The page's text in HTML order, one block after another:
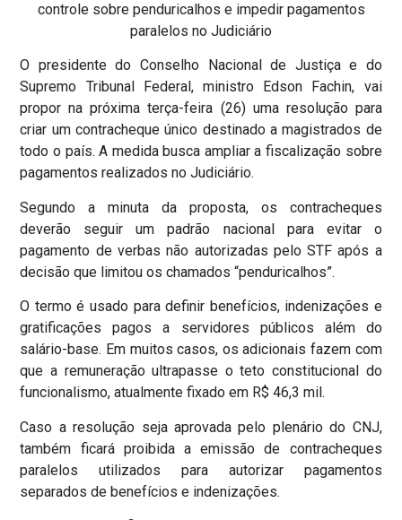
controle sobre penduricalhos e impedir pagamentos
paralelos no Judiciário
O presidente do Conselho Nacional de Justiça e do
Supremo Tribunal Federal, ministro Edson Fachin, vai
propor na próxima terça-feira (26) uma resolução para
criar um contracheque único destinado a magistrados de
todo o país. A medida busca ampliar a fiscalização sobre
pagamentos realizados no Judiciário.
Segundo a minuta da proposta, os contracheques
deverão seguir um padrão nacional para evitar o
pagamento de verbas não autorizadas pelo STF após a
decisão que limitou os chamados “penduricalhos”.
O termo é usado para definir benefícios, indenizações e
gratificações pagos a servidores públicos além do
salário-base. Em muitos casos, os adicionais fazem com
que a remuneração ultrapasse o teto constitucional do
funcionalismo, atualmente fixado em R$ 46,3 mil.
Caso a resolução seja aprovada pelo plenário do CNJ,
também ficará proibida a emissão de contracheques
paralelos utilizados para autorizar pagamentos
separados de benefícios e indenizações.